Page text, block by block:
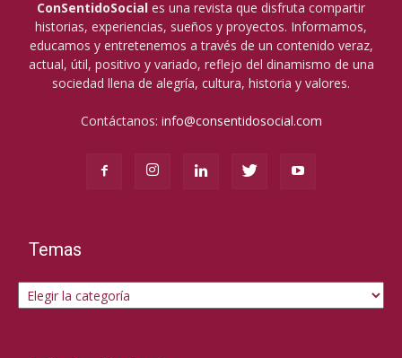
ConSentidoSocial es una revista que disfruta compartir
historias, experiencias, sueños y proyectos. Informamos,
educamos y entretenemos a través de un contenido veraz,
actual, útil, positivo y variado, reflejo del dinamismo de una
sociedad llena de alegría, cultura, historia y valores.
Contáctanos: info@consentidosocial.com
Temas
Temas